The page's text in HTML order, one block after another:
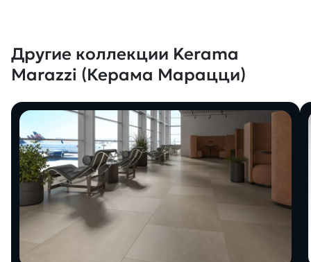
Другие коллекции Kerama
Marazzi (Керама Марацци)